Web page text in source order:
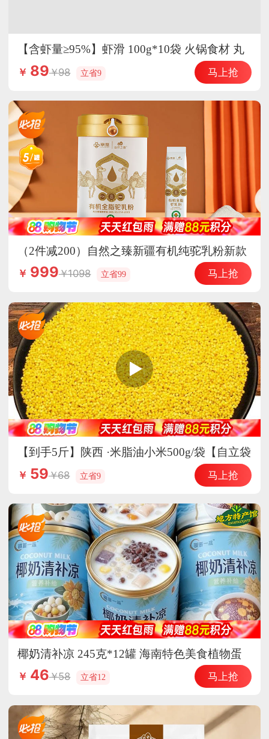
【含虾量≥95%】虾滑 100g*10袋 火锅食材 丸
子 丸料 海鲜水产
￥ 89 98 立省9 马上抢
（2件减200）自然之臻新疆有机纯驼乳粉新款
会员专享
￥ 999 1098 立省99 马上抢
【到手5斤】陕西 ·米脂油小米500g/袋【自立袋
装】
￥ 59 68 立省9 马上抢
椰奶清补凉 245克*12罐 海南特色美食植物蛋
白饮料
￥ 46 58 立省12 马上抢